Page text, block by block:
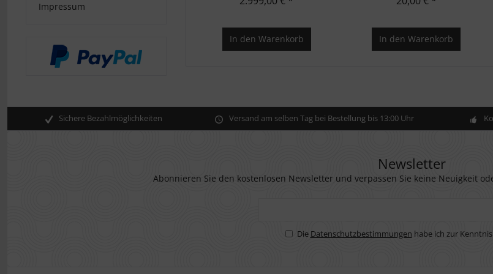
Impressum
In den Warenkorb In den Warenkorb
Sichere Bezahlmöglichkeiten Versand am selben Tag bei Bestellung bis 13:00 Uhr
Newsletter
Abonnieren Sie den kostenlosen Newsletter und verpassen Sie keine Neuigkeit
Die Datenschutzbestimmungen habe ich zur